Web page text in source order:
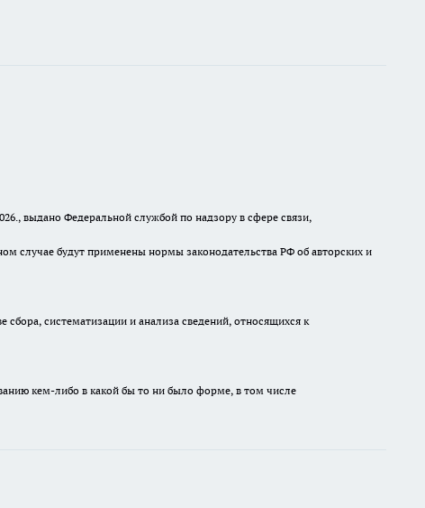
выдано Федеральной службой по надзору в сфере связи,
случае будут применены нормы законодательства РФ об авторских и
систематизации и анализа сведений, относящихся к
кем-либо в какой бы то ни было форме, в том числе